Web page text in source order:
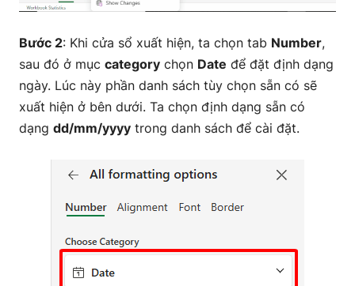
Bước 2: Khi cửa sổ xuất hiện, ta chọn tab Number,
sau đó ở mục category chọn Date để đặt định dạng
ngày. Lúc này phần danh sách tùy chọn sẵn có sẽ
xuất hiện ở bên dưới. Ta chọn định dạng sẵn có
dạng dd/mm/yyyy trong danh sách để cài đặt.